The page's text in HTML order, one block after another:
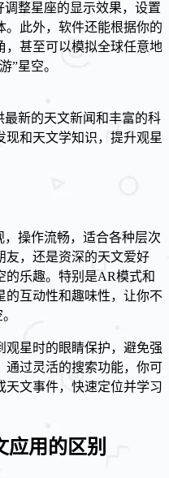
调整星座的显示效果，设置
。此外，软件还能根据你的
，甚至可以模拟全球任意地
”星空。
最新的天文新闻和丰富的科
和天文学知识，提升观星
，操作流畅，适合各种层次
友，还是资深的天文爱好
的乐趣。特别是AR模式和
的互动性和趣味性，让你不
观星时的眼睛保护，避免强
通过灵活的搜索功能，你可
天文事件，快速定位并学习
应用的区别